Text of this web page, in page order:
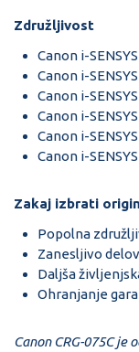
Združljivost
Canon i-
Canon i-
Canon i-
Canon i-
Canon i-
Canon i-
Zakaj izbrati
Popolna
Zanesljivo
Daljša
Ohranjanje
Canon CRG-075C